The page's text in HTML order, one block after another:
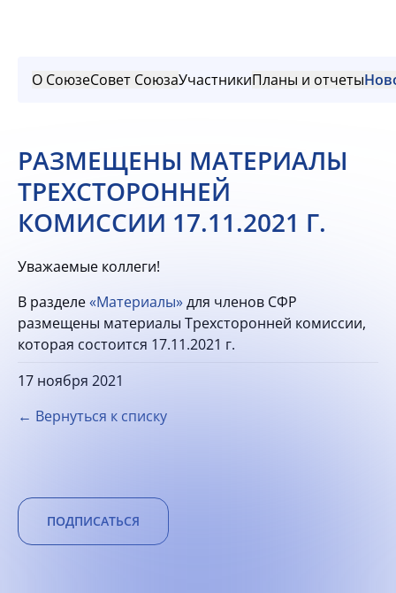
О СоюзеСовет СоюзаУчастникиПланы и отчеты
РАЗМЕЩЕНЫ МАТЕРИАЛЫ
ТРЕХСТОРОННЕЙ
КОМИССИИ 17.11.2021 Г.
Уважаемые коллеги!
В разделе«Материалы»для членов СФР
размещены материалы Трехсторонней комиссии,
которая состоится 17.11.2021 г.
17 ноября 2021
← Вернуться к списку
ПОДПИСАТЬСЯ